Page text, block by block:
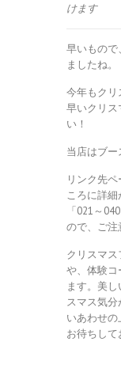
けます
早いもので
ましたね。
今年もクリ
早いクリス
い！
当店はブー
リンク先
ころに詳細
「021～
ので、ご注
クリスマ
や、体験コ
ます。美
スマス気
いあわせの
お待ちして